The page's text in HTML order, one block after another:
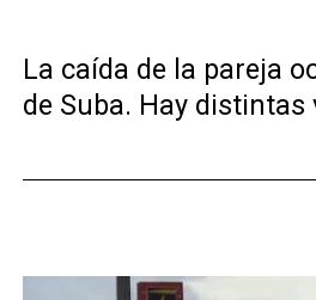
La caída de la pareja
de Suba. Hay distintas